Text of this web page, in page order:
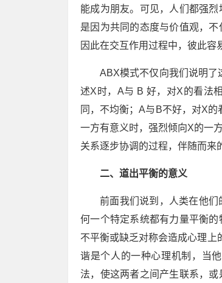
能成为朋友。可见，人们都强
是因为共同的态度与价值观，
因此在交互作用过程中，彼此容
ABX模式不仅向我们说明
述X时，A与 B 好，对X的看法
同，不均衡；A与B不好，对X
一方有意义时，强烈倾向X的一
关系逐步协调的过程，伴随而来
二、道出平衡的意义
前面我们说到，人类在他
何一个特定系统都有力量平衡
不平衡或缺乏对称会造成心理上
谐是个人的一种心理机制，当
法，使这两者之间产生联系，